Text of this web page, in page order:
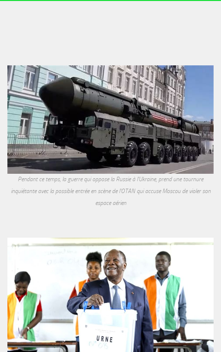
Pendant ce temps, la guerre qui oppose la Russie à l'Ukraine, prend une tournure
inquiétante avec la possible entrée en scène de l'OTAN qui accuse Moscou de violer son
espace aérien